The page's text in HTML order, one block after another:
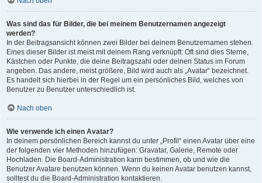
Was sind das für Bilder, die bei meinem Benutzernamen angezeigt
werden?
In der Beitragsansicht können zwei Bilder bei deinem Benutzernamen stehen.
Eines dieser Bilder ist meist mit deinem Rang verknüpft: Oft sind dies Sterne,
Kästchen oder Punkte, die deine Beitragszahl oder deinen Status im Forum
angeben. Das andere, meist größere, Bild wird auch als „Avatar“ bezeichnet.
Es handelt sich hierbei in der Regel um ein persönliches Bild, welches von
Benutzer zu Benutzer unterschiedlich ist.
Nach oben
Wie verwende ich einen Avatar?
In deinem persönlichen Bereich kannst du unter „Profil“ einen Avatar über eine
der folgenden vier Methoden hinzufügen: Gravatar, Galerie, Remote oder
Hochladen. Die Board-Administration kann bestimmen, ob und wie die
Benutzer Avatare benutzen können. Wenn du keinen Avatar benutzen kannst,
solltest du die Board-Administration kontaktieren.